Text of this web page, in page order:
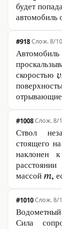
будет
автомобиль
#918· 8/10
скоростью
#1008· 8/
Ствол
стоящего
наклонен
расстоянии
массой
#1010· 8/
Сила